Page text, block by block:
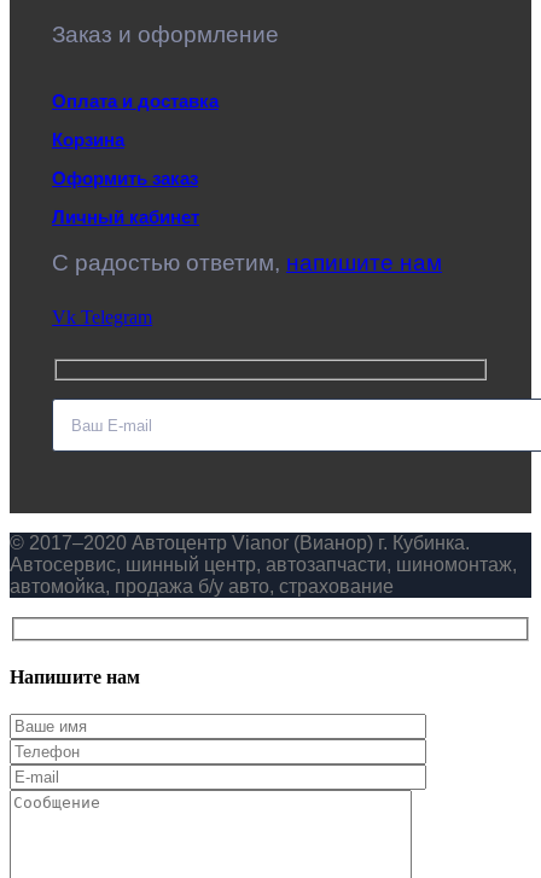
Заказ и оформление
Оплата и доставка
Корзина
Оформить заказ
Личный кабинет
C радостью ответим, напишите нам
Vk Telegram
© 2017–2020 Автоцентр Vianor (Вианор) г. Кубинка.
Автосервис, шинный центр, автозапчасти, шиномонтаж,
автомойка, продажа б/у авто, страхование
Напишите нам